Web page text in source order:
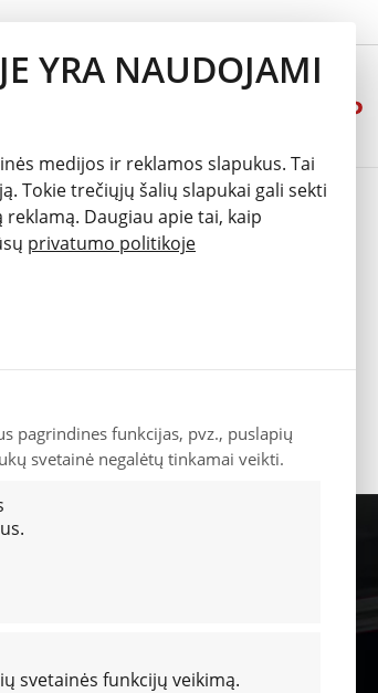
YRA NAUDOJAMI
medijos ir reklamos slapukus. Tai
Tokie trečiųjų šalių slapukai gali sekti
Daugiau apie tai, kaip
privatumo politikoje
pagrindines funkcijas, pvz., puslapių
svetainė negalėtų tinkamai veikti.
svetainės funkcijų veikimą.